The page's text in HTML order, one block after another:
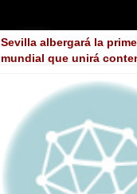
Sevilla albergará la
mundial que unirá